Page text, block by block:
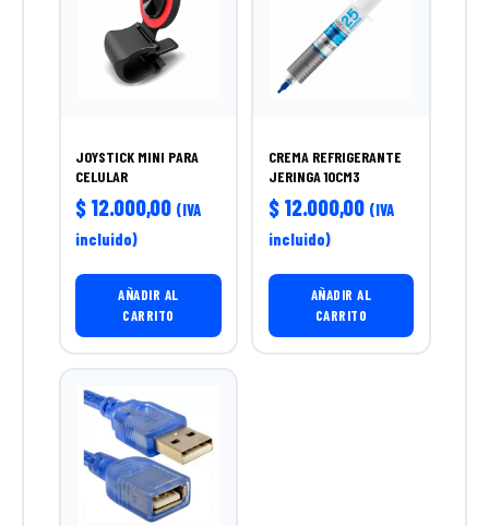
JOYSTICK MINI PARA
CELULAR
$ 12.000,00 (IVA
incluido)
AÑADIR AL
CARRITO
CREMA REFRIGERANTE
JERINGA 10CM3
$12.000,00 (IVA
incluido)
AÑADIR AL
CARRITO